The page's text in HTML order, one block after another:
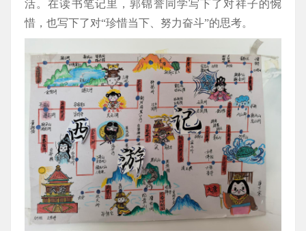
活。在读书笔记里，郭锦誉同学写下了对祥子的惋
惜，也写下了对“珍惜当下、努力奋斗”的思考。